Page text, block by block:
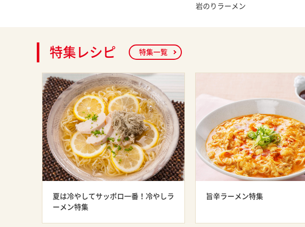
岩のりラーメン
特集レシピ 特集一覧
夏は冷やしてサッポロ一番！冷やしラ
ーメン特集
旨辛ラーメン特集